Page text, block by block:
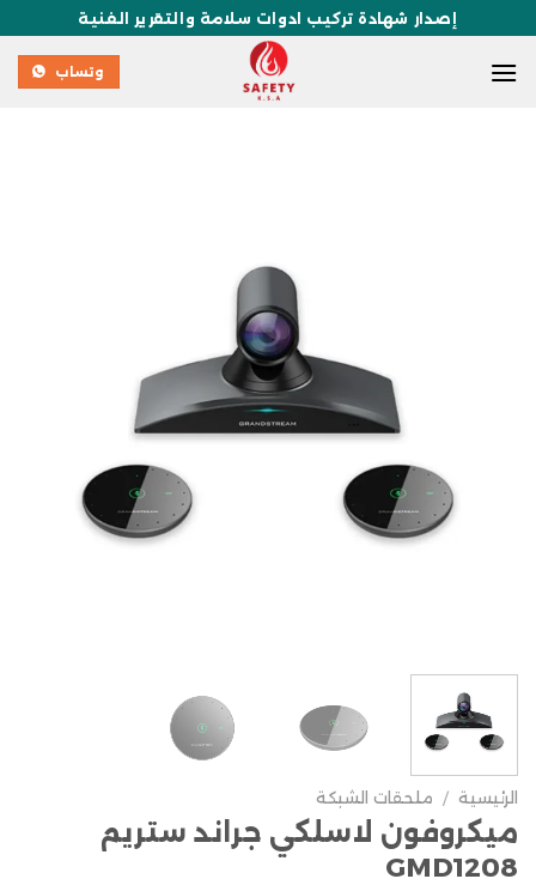
إصدار شهادة تركيب ادوات سلامة والتقرير الفنية
وتساب
الرئيسية / ملحقات الشبكة
ميكروفون لاسلكي جراند ستريم
GMD1208